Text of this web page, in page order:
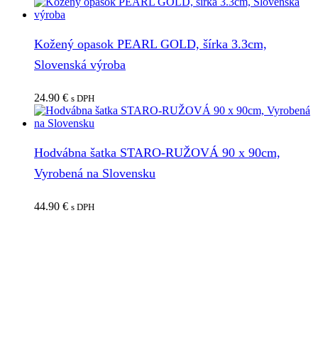
Kožený opasok PEARL GOLD, šírka 3.3cm,
Slovenská výroba
24.90 € s DPH
Hodvábna šatka STARO-RUŽOVÁ 90 x 90cm,
Vyrobená na Slovensku
44.90 € s DPH